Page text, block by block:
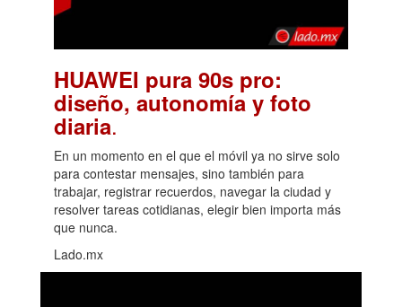
HUAWEI pura 90s pro:
diseño, autonomía y foto
diaria.
En un momento en el que el móvil ya no sirve solo
para contestar mensajes, sino también para
trabajar, registrar recuerdos, navegar la ciudad y
resolver tareas cotidianas, elegir bien importa más
que nunca.
Lado.mx